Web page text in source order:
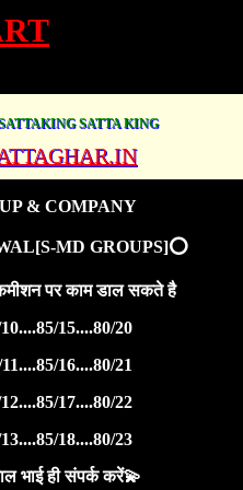
SATTA KING
& COMPANY
MD GROUPS]⭕
पर काम डाल सकते है
15....80/20
16....80/21
17....80/22
18....80/23
भाई ही संपर्क करें💫